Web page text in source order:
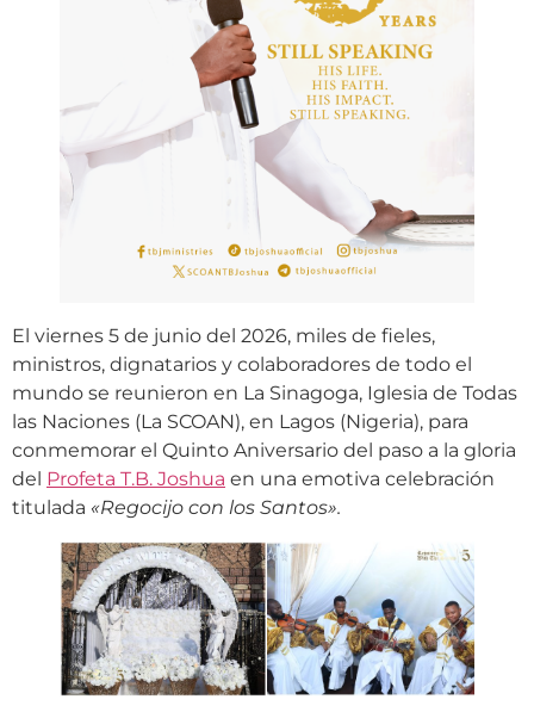
El viernes 5 de junio del 2026, miles de fieles,
ministros, dignatarios y colaboradores de todo el
mundo se reunieron en La Sinagoga, Iglesia de Todas
las Naciones (La SCOAN), en Lagos (Nigeria), para
conmemorar el Quinto Aniversario del paso a la gloria
del Profeta T.B. Joshua en una emotiva celebración
titulada «Regocijo con los Santos».